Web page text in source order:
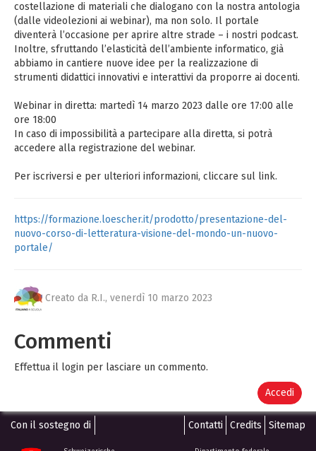
costellazione di materiali che dialogano con la nostra antologia
(dalle videolezioni ai webinar), ma non solo. Il portale
diventerà l’occasione per aprire altre strade – i nostri podcast.
Inoltre, sfruttando l’elasticità dell’ambiente informatico, già
abbiamo in cantiere nuove idee per la realizzazione di
strumenti didattici innovativi e interattivi da proporre ai docenti.
Webinar in diretta: martedì 14 marzo 2023 dalle ore 17:00 alle
ore 18:00
In caso di impossibilità a partecipare alla diretta, si potrà
accedere alla registrazione del webinar.
Per iscriversi e per ulteriori informazioni, cliccare sul link.
https://formazione.loescher.it/prodotto/presentazione-del-
nuovo-corso-di-letteratura-visione-del-mondo-un-nuovo-
portale/
Creato da R.I., venerdì 10 marzo 2023
Commenti
Effettua il login per lasciare un commento.
Accedi
Con il sostegno di Contatti Credits Sitemap